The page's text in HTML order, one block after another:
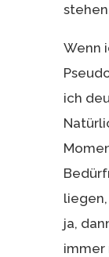
Wenn
ich
ja,
immer